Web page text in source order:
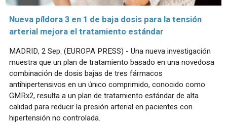
Nueva píldora 3 en 1 de baja dosis para la tensión
arterial mejora el tratamiento estándar
MADRID, 2 Sep. (EUROPA PRESS) - Una nueva investigación
muestra que un plan de tratamiento basado en una novedosa
combinación de dosis bajas de tres fármacos
antihipertensivos en un único comprimido, conocido como
GMRx2, resulta a un plan de tratamiento estándar de alta
calidad para reducir la presión arterial en pacientes con
hipertensión no controlada.